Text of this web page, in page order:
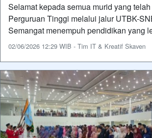
Selamat kepada semua murid yang
Perguruan Tinggi melalui jalur UTBK-
Semangat menempuh pendidikan yang
02/06/2026 12:29 WIB - Tim IT & Kreatif Skaven